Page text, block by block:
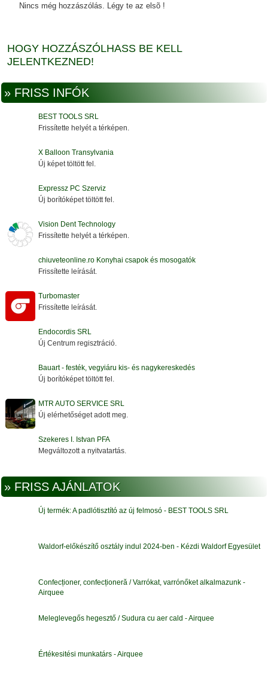
Nincs még hozzászólás. Légy te az elsõ !
HOGY HOZZÁSZÓLHASS BE KELL
JELENTKEZNED!
» FRISS INFÓK
BEST TOOLS SRL
Frissítette helyét a térképen.
X Balloon Transylvania
Új képet töltött fel.
Expressz PC Szerviz
Új borítóképet töltött fel.
Vision Dent Technology
Frissítette helyét a térképen.
chiuveteonline.ro Konyhai csapok és mosogatók
Frissítette leírását.
Turbomaster
Frissítette leírását.
Endocordis SRL
Új Centrum regisztráció.
Bauart - festék, vegyiáru kis- és nagykereskedés
Új borítóképet töltött fel.
MTR AUTO SERVICE SRL
Új elérhetőséget adott meg.
Szekeres I. Istvan PFA
Megváltozott a nyitvatartás.
» FRISS AJÁNLATOK
Új termék: A padlótisztító az új felmosó - BEST TOOLS SRL
Waldorf-előkészítő osztály indul 2024-ben - Kézdi Waldorf Egyesület
Confecționer, confecționeră / Varrókat, varrónőket alkalmazunk -
Airquee
Meleglevegős hegesztő / Sudura cu aer cald - Airquee
Értékesitési munkatárs - Airquee